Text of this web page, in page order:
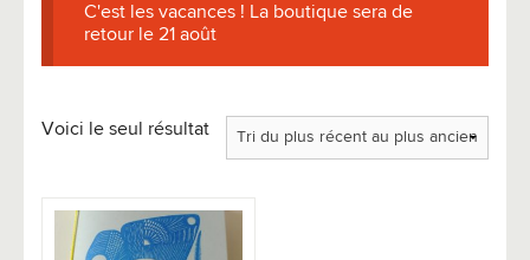
C'est les vacances ! La boutique sera de
retour le 21 août
Voici le seul résultat